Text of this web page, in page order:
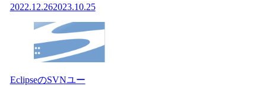
2022.12.262023.10.25
EclipseのSVNユー